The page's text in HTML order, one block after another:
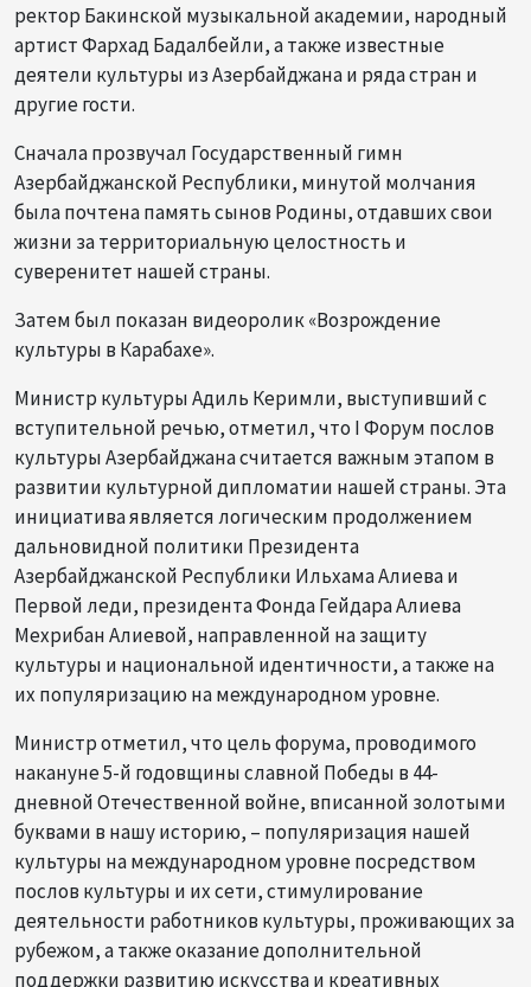
ректор Бакинской музыкальной академии, народный
артист Фархад Бадалбейли, а также известные
деятели культуры из Азербайджана и ряда стран и
другие гости.
Сначала прозвучал Государственный гимн
Азербайджанской Республики, минутой молчания
была почтена память сынов Родины, отдавших свои
жизни за территориальную целостность и
суверенитет нашей страны.
Затем был показан видеоролик «Возрождение
культуры в Карабахе».
Министр культуры Адиль Керимли, выступивший с
вступительной речью, отметил, что I Форум послов
культуры Азербайджана считается важным этапом в
развитии культурной дипломатии нашей страны. Эта
инициатива является логическим продолжением
дальновидной политики Президента
Азербайджанской Республики Ильхама Алиева и
Первой леди, президента Фонда Гейдара Алиева
Мехрибан Алиевой, направленной на защиту
культуры и национальной идентичности, а также на
их популяризацию на международном уровне.
Министр отметил, что цель форума, проводимого
накануне 5-й годовщины славной Победы в 44-
дневной Отечественной войне, вписанной золотыми
буквами в нашу историю, – популяризация нашей
культуры на международном уровне посредством
послов культуры и их сети, стимулирование
деятельности работников культуры, проживающих за
рубежом, а также оказание дополнительной
поддержки развитию искусства и креативных